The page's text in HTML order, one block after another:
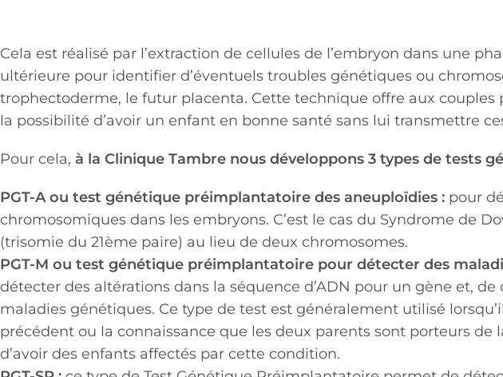
Cela est réalisé par l’extraction de cellules de l’embryon dans une
ultérieure pour identifier d’éventuels troubles génétiques ou
trophectoderme, le futur placenta. Cette technique offre aux
la possibilité d’avoir un enfant en bonne santé sans lui transmettre
Pour cela, à la Clinique Tambre nous développons 3 types de tests
PGT-A ou test génétique préimplantatoire des aneuploïdies : pour
chromosomiques dans les embryons. C’est le cas du Syndrome de
(trisomie du 21ème paire) au lieu de deux chromosomes.
PGT-M ou test génétique préimplantatoire pour détecter des
détecter des altérations dans la séquence d’ADN pour un gène et,
maladies génétiques. Ce type de test est généralement utilisé
précédent ou la connaissance que les deux parents sont porteurs de
d’avoir des enfants affectés par cette condition.